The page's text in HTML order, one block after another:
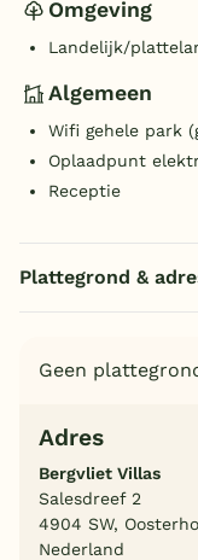
Omgeving
Landelijk/
Algemeen
Wifi gehele park
Oplaadpunt
Receptie
Plattegrond &
Geen
Adres
Bergvliet Villas
Salesdreef 2
4904 SW,
Nederland